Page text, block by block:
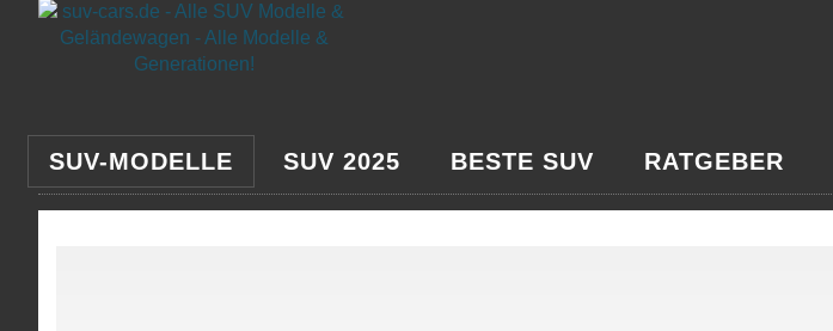
SUV-MODELLE SUV 2025 BESTE SUV RATGEBER